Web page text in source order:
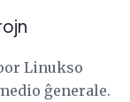
Linukso
ĝenerale.